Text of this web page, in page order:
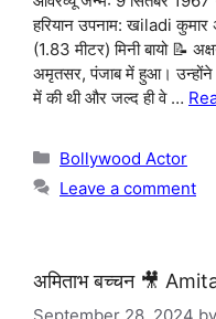
हरियान उपनाम: खiladi कुमार
(1.83 मीटर) मिनी बायो 📝
अमृतसर, पंजाब में हुआ।
में की थी और जल्द ही वे …
Categories
Bollywood Actor
Leave a comment
अमिताभ बच्चन 🎥